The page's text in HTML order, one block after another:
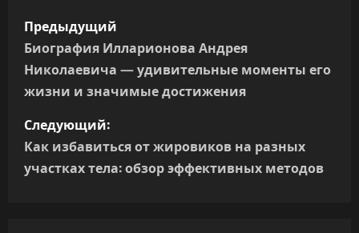
Н
а
в
и
г
а
Предыдущий
Биография Илларионова Андрея
Николаевича — удивительные моменты его
жизни и значимые достижения
Следующий:
Как избавиться от жировиков на разных
участках тела: обзор эффективных методов